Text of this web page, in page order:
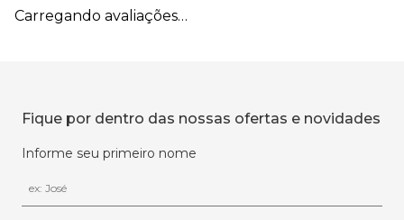
Carregando avaliações…
Fique por dentro das nossas ofertas e novidades
Informe seu primeiro nome